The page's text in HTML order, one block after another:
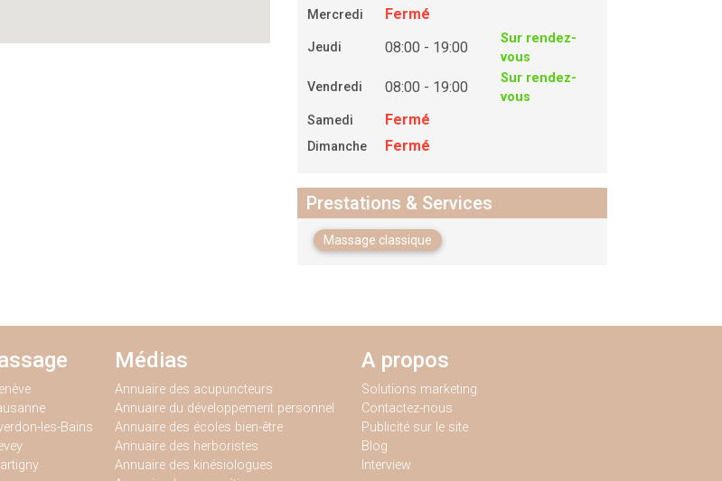
Mercredi
Fermé
Jeudi 08:00 - 19:00
Sur rendez-
vous
Vendredi
08:00 - 19:00
Sur rendez-
vous
Samedi
Fermé
Dimanche Fermé
Prestations & Services
Massage classique
les-Bains
Médias
Annuaire des acupuncteurs
Annuaire du développement personnel
Annuaire des écoles bien-être
Annuaire des herboristes
Annuaire des kinésiologues
A propos
Solutions marketing
Contactez-nous
Publicité sur le site
Blog
Interview